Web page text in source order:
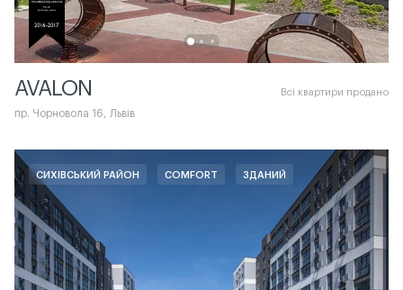
AVALON Всі квартири продано
пр. Чорновола 16, Львів
СИХІВСЬКИЙ РАЙОН COMFORT ЗДАНИЙ